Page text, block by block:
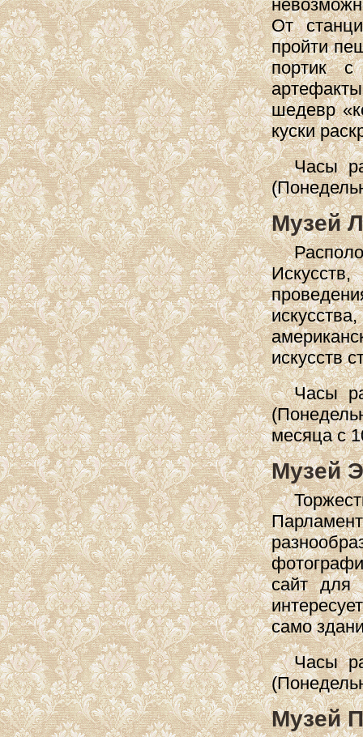
От
пройти
портик с
шедевр
куски
Часы
Музей
искусств
Часы
месяца с
Музей
сайт для
само
Часы
Музей